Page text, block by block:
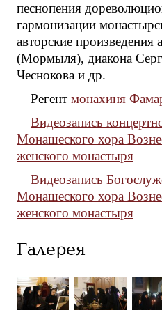
песнопения
гармонизации
авторские
(Мормыля), диакона
Чеснокова и др.
Регент монахиня
Видеозапись
Монашеского хора
женского монастыря
Видеозапись
Монашеского хора
женского монастыря
Галерея